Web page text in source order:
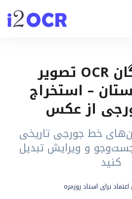
ابزار رایگان OCR تصویر
– استخراج
از عکس
خط جورجی تاریخی
و ویرایش تبدیل
کنید